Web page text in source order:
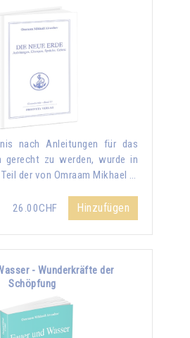
nach Anleitungen für das
gerecht zu werden, wurde in
der von Omraam Mikhael …
26.00CHF Hinzufügen
- Wunderkräfte der
Schöpfung